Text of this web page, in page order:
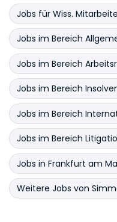
Jobs für Wiss.
Jobs im Bereich
Jobs im Bereich
Jobs im Bereich
Jobs im Bereich
Jobs im Bereich
Jobs in Frankfurt am
Weitere Jobs von